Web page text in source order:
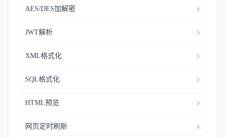
AES/DES加解密
JWT解析
XML格式化
SQL格式化
HTML预览
网页定时刷新